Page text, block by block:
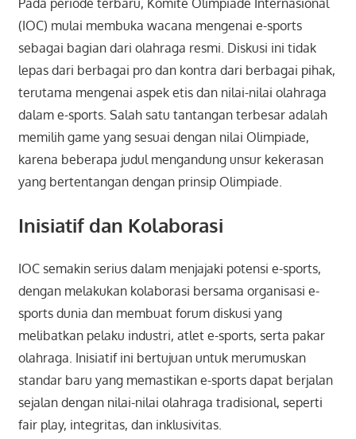
(IOC) mulai membuka wacana mengenai e-sports
sebagai bagian dari olahraga resmi. Diskusi ini tidak
lepas dari berbagai pro dan kontra dari berbagai pihak,
terutama mengenai aspek etis dan nilai-nilai olahraga
dalam e-sports. Salah satu tantangan terbesar adalah
memilih game yang sesuai dengan nilai Olimpiade,
karena beberapa judul mengandung unsur kekerasan
yang bertentangan dengan prinsip Olimpiade.
Inisiatif dan Kolaborasi
IOC semakin serius dalam menjajaki potensi e-sports,
dengan melakukan kolaborasi bersama organisasi e-
sports dunia dan membuat forum diskusi yang
melibatkan pelaku industri, atlet e-sports, serta pakar
olahraga. Inisiatif ini bertujuan untuk merumuskan
standar baru yang memastikan e-sports dapat berjalan
sejalan dengan nilai-nilai olahraga tradisional, seperti
fair play, integritas, dan inklusivitas.